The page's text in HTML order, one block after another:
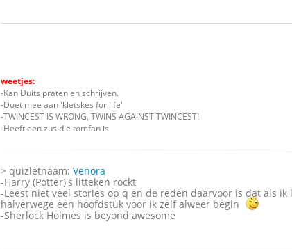
weetjes:
-Kan Duits praten en schrijven.
-Doet mee aan 'kletskes for life'
-TWINCEST IS WRONG, TWINS AGAINST TWINCEST!
-Heeft een zus die tomfan is
> quizletnaam: Venora
-Harry (Potter)'s litteken rockt
-Leest niet veel stories op q en de reden daarvoor is dat als
halverwege een hoofdstuk voor ik zelf alweer begin
-Sherlock Holmes is beyond awesome